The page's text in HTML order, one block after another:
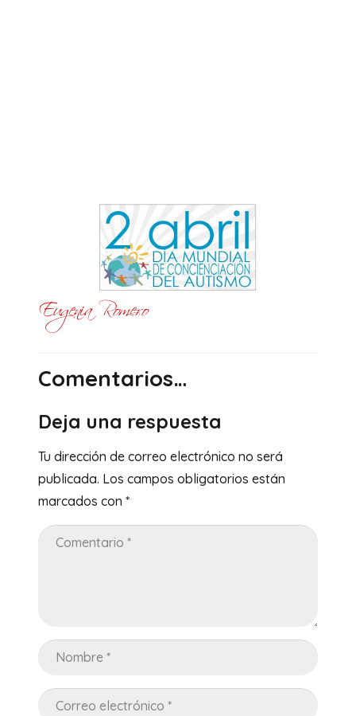
Comentarios…
Deja una respuesta
Tu dirección de correo electrónico no será
publicada. Los campos obligatorios están
marcados con *